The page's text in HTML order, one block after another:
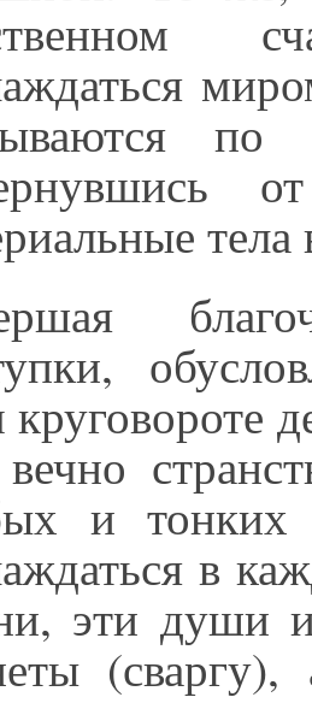
круговороте
и тонких
в
эти души